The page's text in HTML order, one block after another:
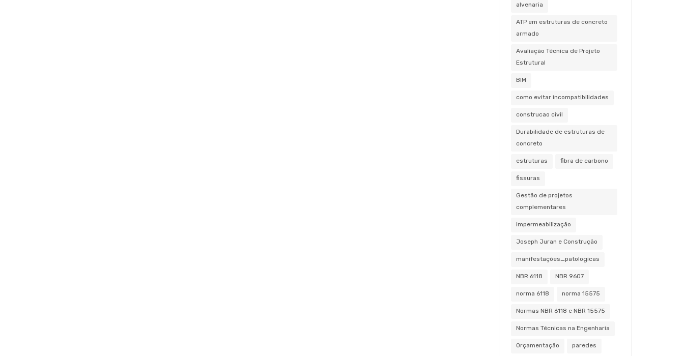
alvenaria
ATP em estruturas de concreto
armado
Avaliação Técnica de Projeto
Estrutural
BIM
como evitar incompatibilidades
construcao civil
Durabilidade de estruturas de
concreto
estruturas fibra de carbono
fissuras
Gestão de projetos
complementares
impermeabilização
Joseph Juran e Construção
manifestações_patologicas
NBR 6118 NBR 9607
norma 6118 norma 15575
Normas NBR 6118 e NBR 15575
Normas Técnicas na Engenharia
Orçamentação paredes